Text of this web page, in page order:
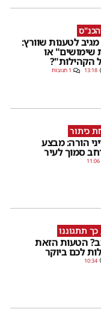
לטענות שוורץ:
שימושים" או
הקהילות"?
13:18 1 תגובות
כיתור
הורה: מבצע
סמוך לעיר
11:06
תתגוננו
הטעות הזאת
לכם ביוקר
10:34